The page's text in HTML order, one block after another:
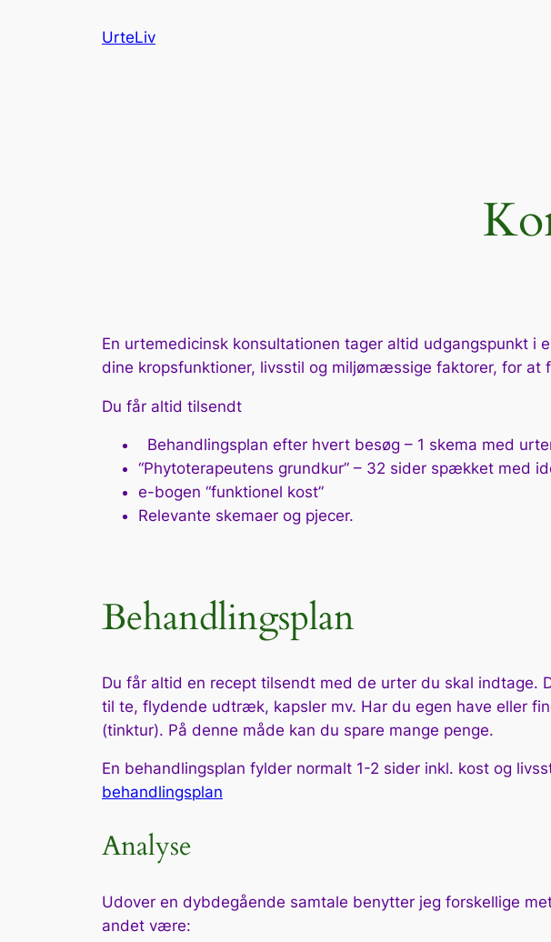
UrteLiv
En urtemedicinsk konsultationen tager altid udgangspunkt
dine kropsfunktioner, livsstil og miljømæssige faktorer, for
Du får altid tilsendt
Behandlingsplan efter hvert besøg – 1 skema med
“Phytoterapeutens grundkur” – 32 sider spækket med
e-bogen “funktionel kost”
Relevante skemaer og pjecer.
Behandlingsplan
Du får altid en recept tilsendt med de urter du skal
til te, flydende udtræk, kapsler mv. Har du egen have eller
(tinktur). På denne måde kan du spare mange penge.
En behandlingsplan fylder normalt 1-2 sider inkl. kost og
behandlingsplan
Analyse
Udover en dybdegående samtale benytter jeg forskellige
andet være: